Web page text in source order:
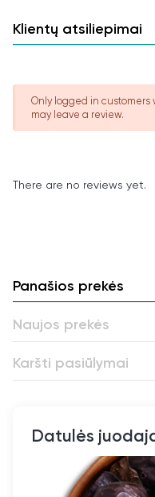
– Iki 5 mėnesių laikyti
Galima valgyti
– iki vieno mėnesio:
– iki 5 mėnesių:
– 5-12 mėnesius:
Klientų atsiliepimai
Only logged in
may leave a review.
There are no reviews yet.
Panašios prekės
Naujos prekės
Karšti pasiūlymai
Datulės